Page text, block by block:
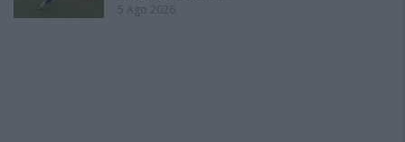
5 Ago 2026